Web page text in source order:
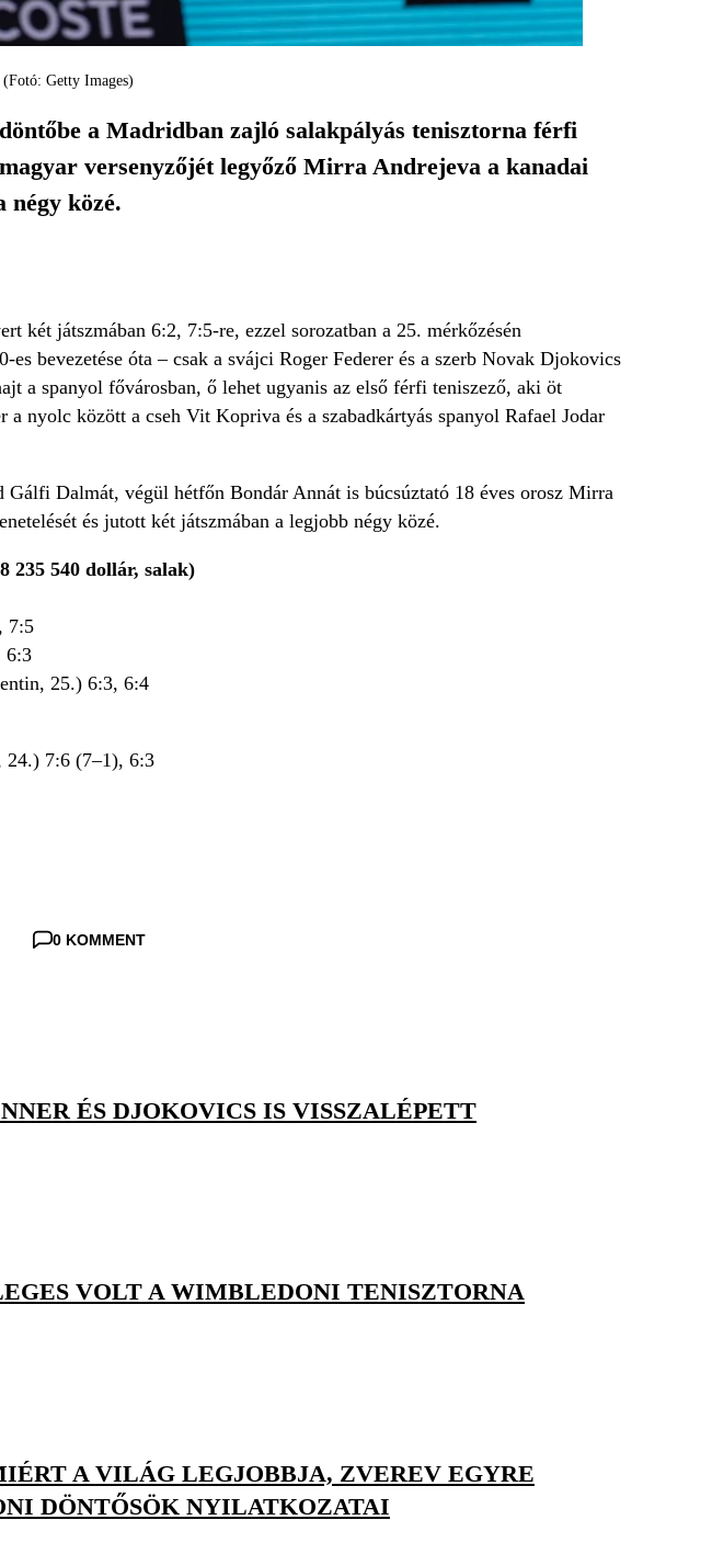
Getty Images)
a Madridban zajló salakpályás tenisztorna férfi
versenyzőjét legyőző Mirra Andrejeva a kanadai
négy közé.
két játszmában 6:2, 7:5-re, ezzel sorozatban a 25. mérkőzésén
bevezetése óta – csak a svájci Roger Federer és a szerb Novak Djokovics
a spanyol fővárosban, ő lehet ugyanis az első férfi teniszező, aki öt
nyolc között a cseh Vit Kopriva és a szabadkártyás spanyol Rafael Jodar
Dalmát, végül hétfőn Bondár Annát is búcsúztató 18 éves orosz Mirra
és jutott két játszmában a legjobb négy közé.
235 540 dollár, salak)
7:5
6:3
25.) 6:3, 6:4
24.) 7:6 (7–1), 6:3
0 KOMMENT
ÉS DJOKOVICS IS VISSZALÉPETT
VOLT A WIMBLEDONI TENISZTORNA
A VILÁG LEGJOBBJA, ZVEREV EGYRE
DÖNTŐSÖK NYILATKOZATAI